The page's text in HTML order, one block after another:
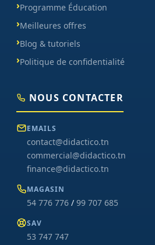
Programme Éducation
Meilleures offres
Blog & tutoriels
Politique de confidentialité
NOUS CONTACTER
EMAILS
contact@didactico.tn
commercial@didactico.tn
finance@didactico.tn
MAGASIN
54 776 776 / 99 707 685
SAV
53 747 747